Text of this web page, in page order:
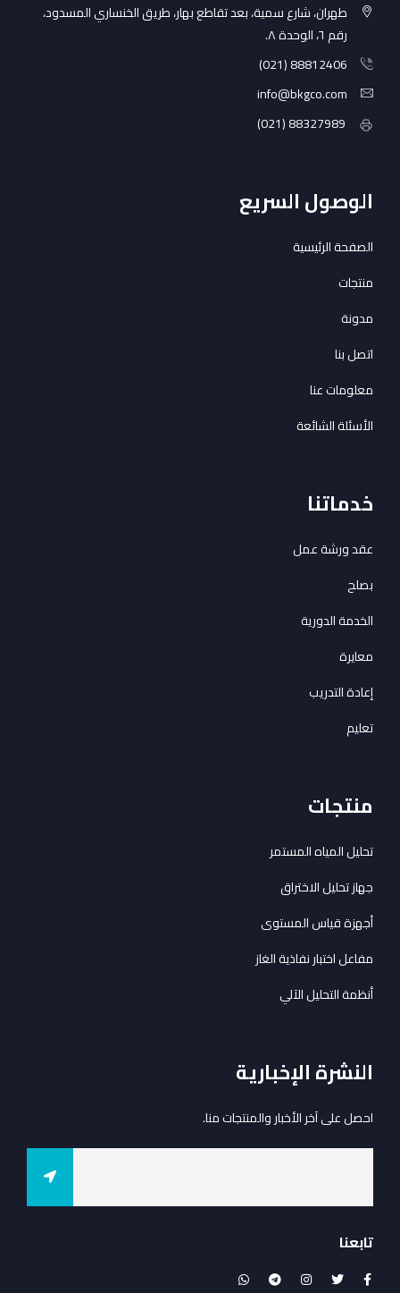
طهران، شارع سمية، بعد تقاطع بهار، طريق الخنساري المسدود،
رقم ٦، الوحدة ٨.
88812406 (021)
info@bkgco.com
88327989 (021)
الوصولالسريع
الصفحة الرئيسية
منتجات
مدونة
اتصل بنا
معلومات عنا
الأسئلة الشائعة
خدماتنا
عقد ورشة عمل
بصلح
الخدمة الدورية
معايرة
إعادة التدريب
تعليم
منتجات
تحليل المياه المستمر
جهاز تحليل الاختراق
أجهزة قياس المستوى
مفاعل اختبار نفاذية الغاز
أنظمة التحليل الآلي
النشرة الإخبارية
احصل على آخر الأخبار والمنتجات منا.
تابعنا